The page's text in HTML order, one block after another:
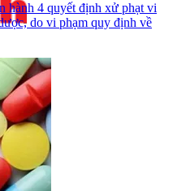
hành 4 quyết định xử phạt vi
do vi phạm quy định về